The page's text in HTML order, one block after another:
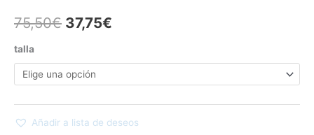
75,50€ 37,75€
talla
Añadir a lista de deseos